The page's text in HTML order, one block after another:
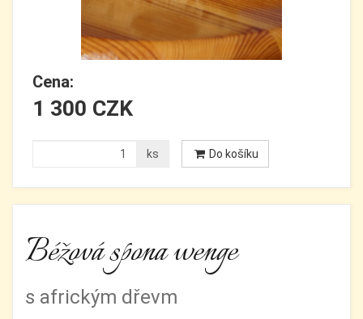
Cena:
1 300 CZK
ks Do košíku
Béžová spona wenge
s africkým dřevm